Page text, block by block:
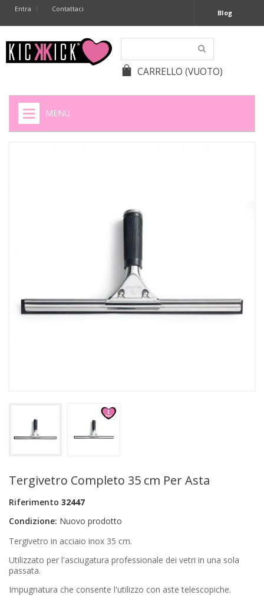
Entra Contattaci Blog
CARRELLO (VUOTO)
MENU
BATTERIE APPARECCHI ACUSTICI
PRODOTTI MONOUSO E TNT
+
+
SEXY SHOP
FAI DA TE
AUTO E MOTO
PROMOZIONI E COUPON
ARTICOLI IN OFFERTA
AREA RIVENDITORI
DICONO DI NOI
Tergivetro Completo 35 cm Per Asta
Riferimento 32447
Condizione: Nuovo prodotto
Tergivetro in acciaio inox 35 cm.
Utilizzato per l'asciugatura professionale dei vetri in una sola
passata.
Impugnatura che consente l'utilizzo con aste telescopiche.